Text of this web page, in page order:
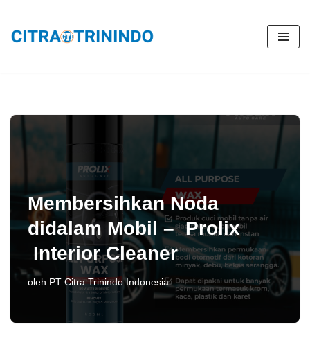
Lompat
Membersihkan Noda
didalam Mobil – Prolix
Interior Cleaner
oleh PT Citra Trinindo Indonesia